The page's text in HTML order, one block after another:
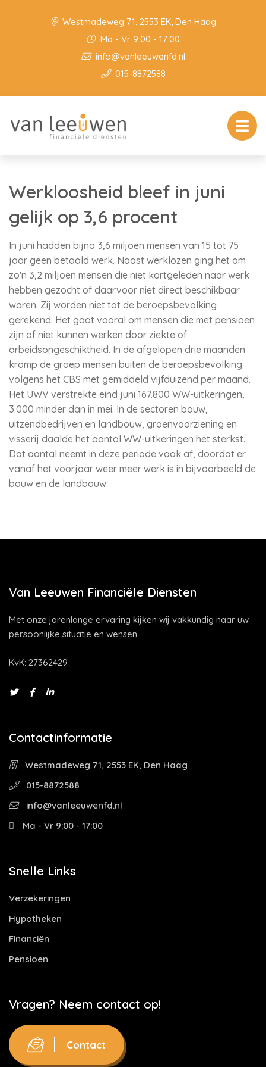
Westmadeweg 71, 2553 EK, Den Haag
Ma - Vr 9:00 - 17:00
info@vanleeuwenfd.nl
015-8872588
Werkloosheid bleef in juni
gelijk op 3,6 procent
In juni hadden bijna 3,6 miljoen mensen van 15 tot 75
jaar geen betaald werk. Naast werklozen ging het om
zo'n 3,2 miljoen mensen die niet kortgeleden naar werk
hebben gezocht of daarvoor niet direct beschikbaar
waren. Zij worden niet tot de beroepsbevolking
gerekend. Het gaat vooral om mensen die met pensioen
zijn of niet kunnen werken door ziekte of
arbeidsongeschiktheid. In de afgelopen drie maanden
kromp de groep mensen buiten de beroepsbevolking
volgens het CBS met gemiddeld vijfduizend per maand.
Het UWV verstrekte eind juni 167.800 WW-uitkeringen,
3.000 minder dan in mei. In de sectoren bouw,
uitzendbedrijven en landbouw, groenvoorziening en
visserij daalde het aantal WW-uitkeringen het sterkst.
Dat aantal neemt in deze periode vaak af, doordat er
vanaf het voorjaar weer meer werk is in bijvoorbeeld de
bouw en de landbouw.
Van Leeuwen Financiële Diensten
Met onze jarenlange ervaring kijken wij vakkundig naar uw
persoonlijke situatie en wensen.
KvK: 27362429
Contactinformatie
Westmadeweg 71, 2553 EK, Den Haag
015-8872588
info@vanleeuwenfd.nl
Ma - Vr 9:00 - 17:00
Snelle Links
Verzekeringen
Hypotheken
Financiën
Pensioen
Vragen? Neem contact op!
Contact